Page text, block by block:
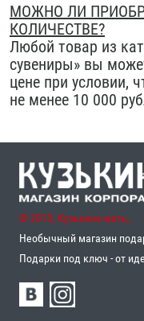
МОЖНО ЛИ
КОЛИЧЕСТВЕ?
Любой товар из
сувениры» вы
цене при условии,
не менее 10 000
© 2015, Кузькина мать,
Необычный магазин
Подарки под ключ - от